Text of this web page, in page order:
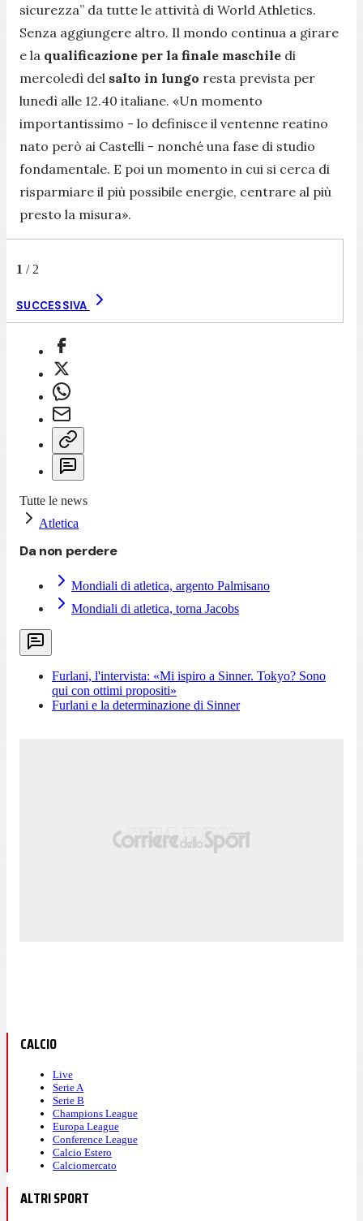
sicurezza” da tutte le attività di World Athletics.
Senza aggiungere altro. Il mondo continua a girare
e la qualificazione per la finale maschile di
mercoledì del salto in lungo resta prevista per
lunedì alle 12.40 italiane. «Un momento
importantissimo - lo definisce il ventenne reatino
nato però ai Castelli - nonché una fase di studio
fondamentale. E poi un momento in cui si cerca di
risparmiare il più possibile energie, centrare al più
presto la misura».
1 / 2
SUCCESSIVA
Tutte le news
Atletica
Da non perdere
Mondiali di atletica, argento Palmisano
Mondiali di atletica, torna Jacobs
Furlani, l'intervista: «Mi ispiro a Sinner. Tokyo? Sono
qui con ottimi propositi»
Furlani e la determinazione di Sinner
CALCIO
Live
Serie A
Serie B
Champions League
Europa League
Conference League
Calcio Estero
Calciomercato
ALTRI SPORT